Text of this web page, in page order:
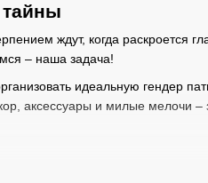
ждут, когда раскроется
– наша задача!
идеальную гендер
аксессуары и милые мелочи –